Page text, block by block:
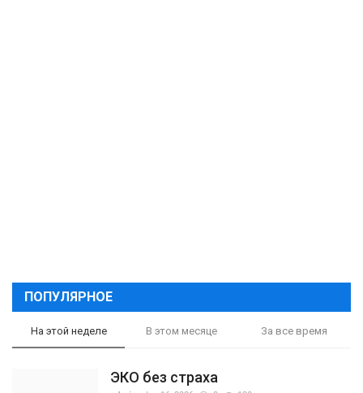
ПОПУЛЯРНОЕ
На этой неделе В этом месяце За все время
ЭКО без страха